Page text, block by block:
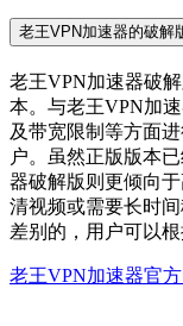
老王VPN加速器的破解
老王VPN加速器破
本。与老王VPN加
及带宽限制等方面
户。虽然正版版本
器破解版则更倾向
清视频或需要长时
差别的，用户可以
老王VPN加速器官